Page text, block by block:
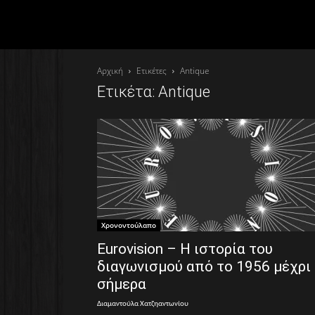
Αρχική Ετικέτες Antique
Ετικέτα: Antique
Χρονοντούλαπο
Eurovision – Η ιστορία του
διαγωνισμού από το 1956 μέχρι
σήμερα
Διαμαντούλα Χατζηαντωνίου